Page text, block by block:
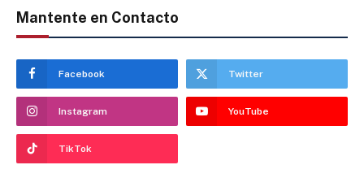
Mantente en Contacto
Facebook Twitter
Instagram YouTube
TikTok